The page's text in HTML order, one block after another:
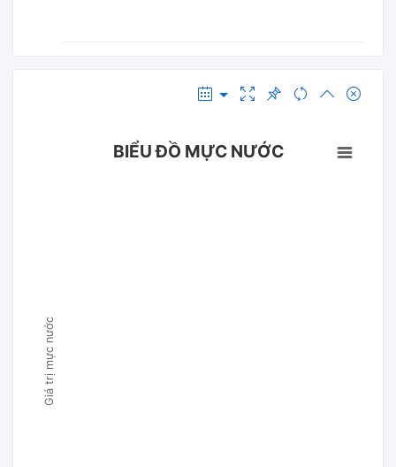
Giá trị mực nước
BIỂU ĐỒ MỰC NƯỚC